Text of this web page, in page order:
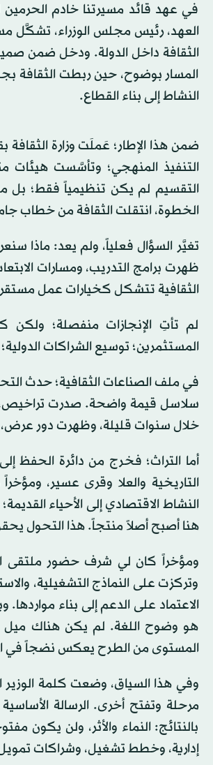
في عهد قائد مسيرتنا خادم
العهد، رئيس مجلس الوزراء، تشكَّل
المسار بوضوح، حين ربطت الثقافة
النشاط إلى بناء القطاع.
ضمن هذا الإطار؛ عَملَت وزارة
التنفيذ المنهجي؛ وتأسَّست هيئات
التقسيم لم يكن تنظيمياً فقط؛ بل
الخطوة، انتقلت الثقافة من خطاب
تغيَّر السؤال فعلياً، ولم يعد: ماذا
ظهرت برامج التدريب، ومسارات
الثقافية تتشكل كخيارات عمل
لم تأتِ الإنجازات منفصلة؛ ولكن
المستثمرين؛ توسيع الشراكات
في ملف الصناعات الثقافية؛ حدث
سلاسل قيمة واضحة. صدرت تراخيص،
خلال سنوات قليلة، وظهرت دور عرض،
أما التراث؛ فخرج من دائرة الحفظ
التاريخية والعلا وقرى عسير،
النشاط الاقتصادي إلى الأحياء
هنا أصبح أصلاً منتجاً. هذا التحول
ومؤخراً كان لي شرف حضور ملتقى
وتركزت على النماذج التشغيلية،
الاعتماد على الدعم إلى بناء
هو وضوح اللغة. لم يكن هناك ميل
المستوى من الطرح يعكس نضجاً في
وفي هذا السياق، وضعت كلمة الوزير
مرحلة وتفتح أخرى. الرسالة
بالنتائج: النماء والأثر، ولن يكون
إدارية، وخطط تشغيل، وشراكات